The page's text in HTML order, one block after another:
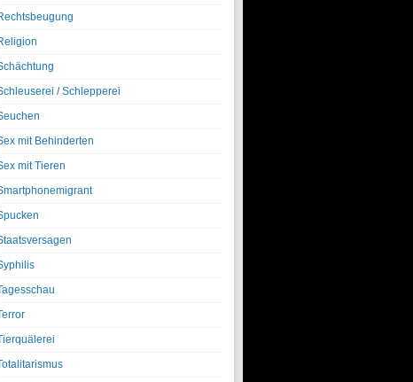
/ Schlepperei
mit Behinderten
mit Tieren